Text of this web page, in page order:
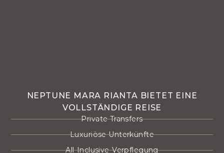
NEPTUNE MARA RIANTA BIETET EINE
VOLLSTÄNDIGE REISE
Private Transfers
Luxuriöse Unterkünfte
All-Inclusive-Verpflegung